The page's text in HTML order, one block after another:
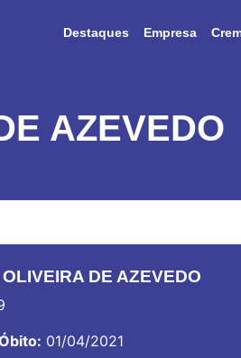
Destaques Empresa
AZEVEDO
DE AZEVEDO
01/04/2021